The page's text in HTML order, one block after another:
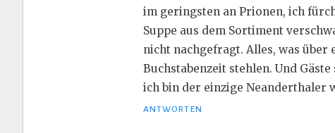
im geringsten an Prionen, ich
Suppe aus dem Sortiment
nicht nachgefragt. Alles, was
Buchstabenzeit stehlen. Und
ich bin der einzige Neanderthaler
ANTWORTEN